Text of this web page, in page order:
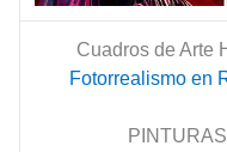
Cuadros de Arte
Fotorrealismo en